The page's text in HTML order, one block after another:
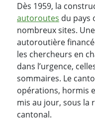
Dès 1959, la
autoroutes du pays
nombreux sites.
autoroutière
les chercheurs en
dans l’urgence,
sommaires. Le
opérations, hormis
mis au jour, sous la
cantonal.